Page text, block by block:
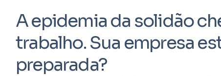
A epidemia da solidão
trabalho. Sua empresa
preparada?